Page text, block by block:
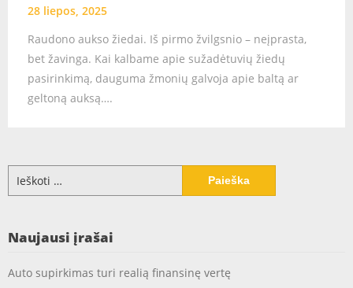
28 liepos, 2025
Raudono aukso žiedai. Iš pirmo žvilgsnio – neįprasta,
bet žavinga. Kai kalbame apie sužadėtuvių žiedų
pasirinkimą, dauguma žmonių galvoja apie baltą ar
geltoną auksą….
Naujausi įrašai
Auto supirkimas turi realią finansinę vertę